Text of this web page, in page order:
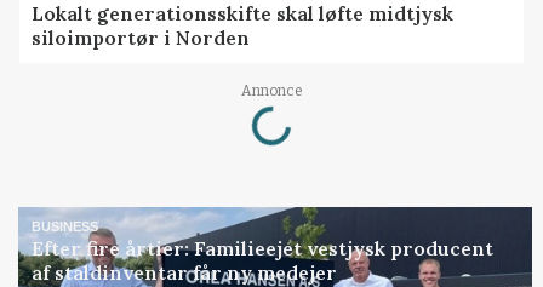
Lokalt generationsskifte skal løfte midtjysk
siloimportør i Norden
Annonce
Loading...
BUSINESS
Efter fire årtier: Familieejet vestjysk producent
af staldinventar får ny medejer